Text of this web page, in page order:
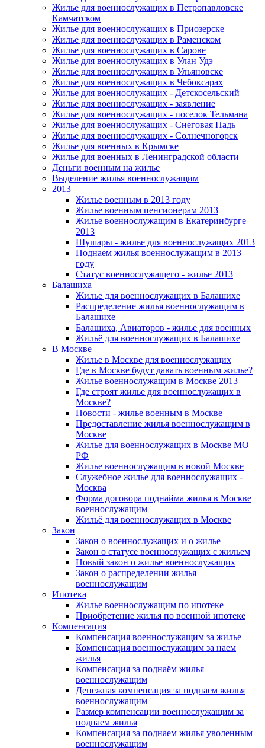
Жилье для военнослужащих в Петропавловске
Камчатском
Жилье для военнослужащих в Приозерске
Жилье для военнослужащих в Раменском
Жилье для военнослужащих в Сарове
Жилье для военнослужащих в Улан Удэ
Жилье для военнослужащих в Ульяновске
Жилье для военнослужащих в Чебоксарах
Жилье для военнослужащих - Детскосельский
Жилье для военнослужащих - заявление
Жилье для военнослужащих - поселок Тельмана
Жилье для военнослужащих - Снеговая Падь
Жилье для военнослужащих - Солнечногорск
Жилье для военных в Крымске
Жилье для военных в Ленинградской области
Деньги военным на жилье
Выделение жилья военнослужащим
2013
Жилье военным в 2013 году
Жилье военным пенсионерам 2013
Жилье военнослужащим в Екатеринбурге
2013
Шушары - жилье для военнослужащих 2013
Поднаем жилья военнослужащим в 2013
году
Статус военнослужащего - жилье 2013
Балашиха
Жилье для военнослужащих в Балашихе
Распределение жилья военнослужащим в
Балашихе
Балашиха, Авиаторов - жилье для военных
Жильё для военнослужащих в Балашихе
В Москве
Жилье в Москве для военнослужащих
Где в Москве будут давать военным жилье?
Жилье военнослужащим в Москве 2013
Где строят жилье для военнослужащих в
Москве?
Новости - жилье военным в Москве
Предоставление жилья военнослужащим в
Москве
Жилье для военнослужащих в Москве МО
РФ
Жилье военнослужащим в новой Москве
Служебное жилье для военнослужащих -
Москва
Форма договора поднайма жилья в Москве
военнослужащим
Жильё для военнослужащих в Москве
Закон
Закон о военнослужащих и о жилье
Закон о статусе военнослужащих с жильем
Новый закон о жилье военнослужащих
Закон о распределении жилья
военнослужащим
Ипотека
Жилье военнослужащим по ипотеке
Приобретение жилья по военной ипотеке
Компенсация
Компенсация военнослужащим за жилье
Компенсация военнослужащим за наем
жилья
Компенсация за поднаём жилья
военнослужащим
Денежная компенсация за поднаем жилья
военнослужащим
Размер компенсации военнослужащим за
поднаем жилья
Компенсация за поднаем жилья уволенным
военнослужащим